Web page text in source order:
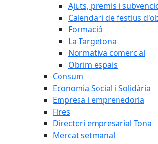
Ajuts, premis i
Calendari de festius
Formació
La Targetona
Normativa comercial
Obrim espais
Consum
Economia Social i Solidària
Empresa i emprenedoria
Fires
Directori empresarial Tona
Mercat setmanal